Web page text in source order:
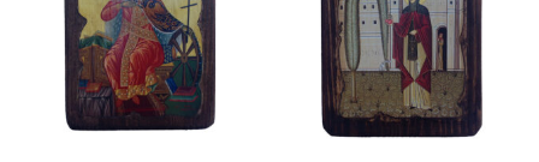
επιθυμιών
επιθυμιών